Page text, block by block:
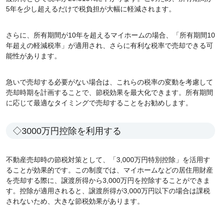
5年を少し超えるだけで税負担が大幅に軽減されます。
さらに、所有期間が10年を超えるマイホームの場合、「所有期間10
年超えの軽減税率」が適用され、さらに有利な税率で売却できる可
能性があります。
急いで売却する必要がない場合は、これらの税率の変動を考慮して
売却時期を計画することで、節税効果を最大化できます。所有期間
に応じて最適なタイミングで売却することをお勧めします。
◇3000万円控除を利用する
不動産売却時の節税対策として、「3,000万円特別控除」を活用す
ることが効果的です。この制度では、マイホームなどの居住用財産
を売却する際に、譲渡所得から3,000万円を控除することができま
す。控除が適用されると、譲渡所得が3,000万円以下の場合は課税
されないため、大きな節税効果があります。